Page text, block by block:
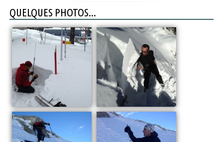
QUELQUES PHOTOS...